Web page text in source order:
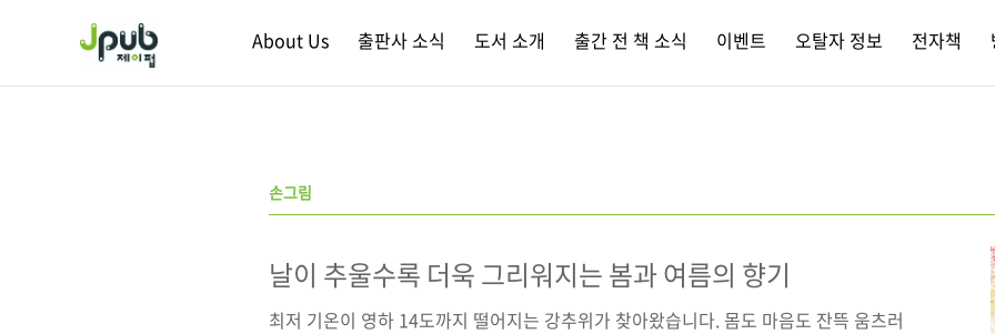
About Us 출판사 소식 도서 소개 출간 전 책 소식 이벤트 오탈자 정보 전자책
손그림
날이 추울수록 더욱 그리워지는 봄과 여름의 향기
최저 기온이 영하 14도까지 떨어지는 강추위가 찾아왔습니다. 몸도 마음도 잔뜩 움츠러